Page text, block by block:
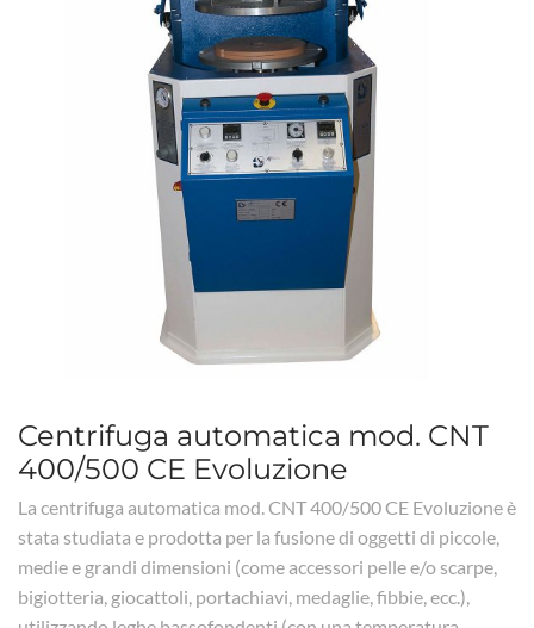
Centrifuga automatica mod. CNT
400/500 CE Evoluzione
La centrifuga automatica mod. CNT 400/500 CE Evoluzione è
stata studiata e prodotta per la fusione di oggetti di piccole,
medie e grandi dimensioni (come accessori pelle e/o scarpe,
bigiotteria, giocattoli, portachiavi, medaglie, fibbie, ecc.),